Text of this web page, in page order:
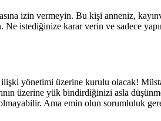
izin vermeyin. Bu kişi anneniz,
Ne istediğinize karar verin ve sadece
yönetimi üzerine kurulu olacak!
üzerine yük bindirdiğinizi asla
Ama emin olun sorumluluk